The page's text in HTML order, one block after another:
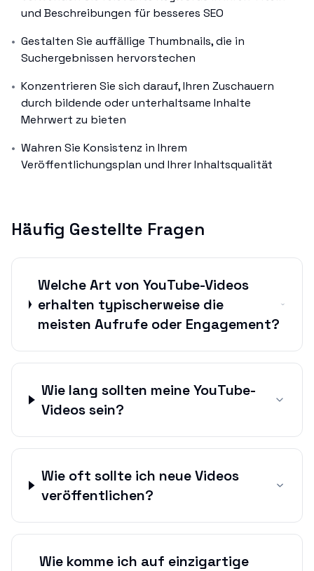
und Beschreibungen für besseres SEO
• Gestalten Sie auffällige Thumbnails, die in
Suchergebnissen hervorstechen
• Konzentrieren Sie sich darauf, Ihren Zuschauern
durch bildende oder unterhaltsame Inhalte
Mehrwert zu bieten
• Wahren Sie Konsistenz in Ihrem
Veröffentlichungsplan und Ihrer Inhaltsqualität
Häufig Gestellte Fragen
Welche Art von YouTube-Videos
erhalten typischerweise die
meisten Aufrufe oder Engagement?
Wie lang sollten meine YouTube-
Videos sein?
Wie oft sollte ich neue Videos
veröffentlichen?
Wie komme ich auf einzigartige